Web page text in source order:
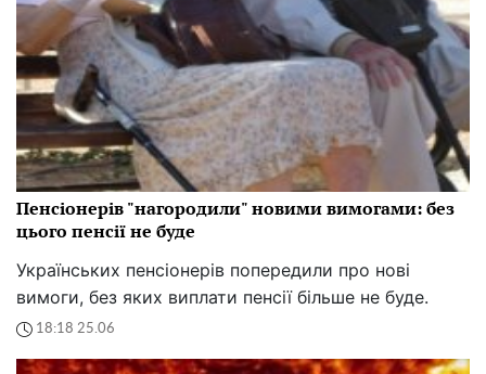
Пенсіонерів "нагородили" новими вимогами: без
цього пенсії не буде
Українських пенсіонерів попередили про нові
вимоги, без яких виплати пенсії більше не буде.
18:18 25.06